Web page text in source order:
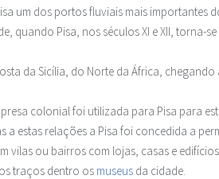
um dos portos fluviais mais importantes
Pisa, nos séculos XI e XII, torna-se
da Sicília, do Norte da África,
colonial foi utilizada para Pisa para
estas relações a Pisa foi concedida a
vilas ou bairros com lojas, casas e
traços dentro os museus da cidade.